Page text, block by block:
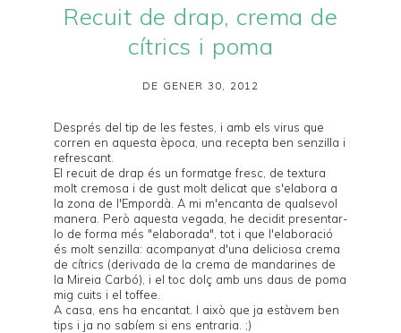
Recuit de drap, crema de
cítrics i poma
DE GENER 30, 2012
Després del tip de les festes, i amb els virus que
corren en aquesta època, una recepta ben senzilla i
refrescant.
El recuit de drap és un formatge fresc, de textura
molt cremosa i de gust molt delicat que s'elabora a
la zona de l'Empordà. A mi m'encanta de qualsevol
manera. Però aquesta vegada, he decidit presentar-
lo de forma més "elaborada", tot i que l'elaboració
és molt senzilla: acompanyat d'una deliciosa crema
de cítrics (derivada de la crema de mandarines de
la Mireia Carbó), i el toc dolç amb uns daus de poma
mig cuits i el toffee.
A casa, ens ha encantat. I això que ja estàvem ben
tips i ja no sabíem si ens entraria. ;)